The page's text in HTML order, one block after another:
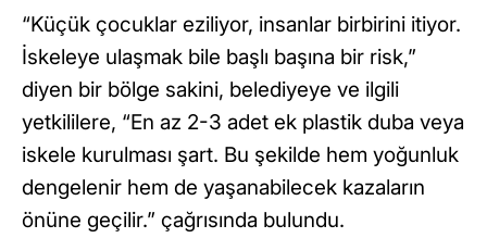
“Küçük çocuklar eziliyor, insanlar birbirini itiyor.
İskeleye ulaşmak bile başlı başına bir risk,”
diyen bir bölge sakini, belediyeye ve ilgili
yetkililere, “En az 2-3 adet ek plastik duba veya
iskele kurulması şart. Bu şekilde hem yoğunluk
dengelenir hem de yaşanabilecek kazaların
önüne geçilir.” çağrısında bulundu.